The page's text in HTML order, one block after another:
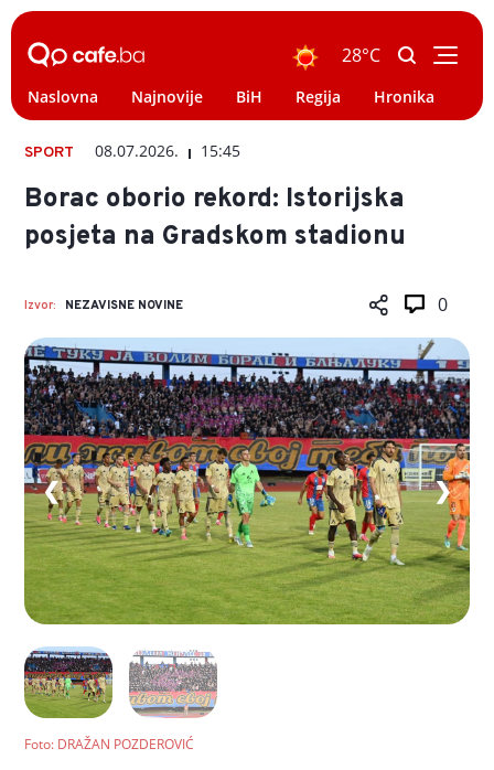
28°C
Naslovna Najnovije BiH Regija Hronika
SPORT 08.07.2026. 15:45
Borac oborio rekord: Istorijska
posjeta na Gradskom stadionu
Izvor: NEZAVISNE NOVINE 0
❮ ❯
Foto: DRAŽAN POZDEROVIĆ